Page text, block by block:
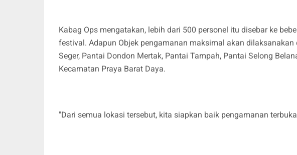
Kabag Ops mengatakan, lebih dari 500 personel itu disebar ke
festival. Adapun Objek pengamanan maksimal akan
Seger, Pantai Dondon Mertak, Pantai Tampah, Pantai Selong
Kecamatan Praya Barat Daya.
"Dari semua lokasi tersebut, kita siapkan baik pengamanan